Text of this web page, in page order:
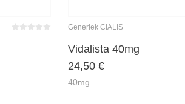
Generiek CIALIS
Vidalista 40mg
24,50 €
40mg